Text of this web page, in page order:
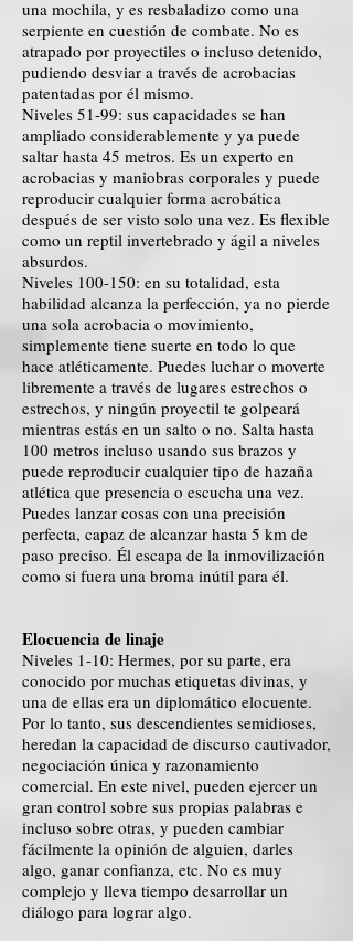
una mochila, y es resbaladizo como una
serpiente en cuestión de combate. No es
atrapado por proyectiles o incluso detenido,
pudiendo desviar a través de acrobacias
patentadas por él mismo.
Niveles 51-99: sus capacidades se han
ampliado considerablemente y ya puede
saltar hasta 45 metros. Es un experto en
acrobacias y maniobras corporales y puede
reproducir cualquier forma acrobática
después de ser visto solo una vez. Es flexible
como un reptil invertebrado y ágil a niveles
absurdos.
Niveles 100-150: en su totalidad, esta
habilidad alcanza la perfección, ya no pierde
una sola acrobacia o movimiento,
simplemente tiene suerte en todo lo que
hace atléticamente. Puedes luchar o moverte
libremente a través de lugares estrechos o
estrechos, y ningún proyectil te golpeará
mientras estás en un salto o no. Salta hasta
100 metros incluso usando sus brazos y
puede reproducir cualquier tipo de hazaña
atlética que presencia o escucha una vez.
Puedes lanzar cosas con una precisión
perfecta, capaz de alcanzar hasta 5 km de
paso preciso. Él escapa de la inmovilización
como si fuera una broma inútil para él.
Elocuencia de linaje
Niveles 1-10: Hermes, por su parte, era
conocido por muchas etiquetas divinas, y
una de ellas era un diplomático elocuente.
Por lo tanto, sus descendientes semidioses,
heredan la capacidad de discurso cautivador,
negociación única y razonamiento
comercial. En este nivel, pueden ejercer un
gran control sobre sus propias palabras e
incluso sobre otras, y pueden cambiar
fácilmente la opinión de alguien, darles
algo, ganar confianza, etc. No es muy
complejo y lleva tiempo desarrollar un
diálogo para lograr algo.